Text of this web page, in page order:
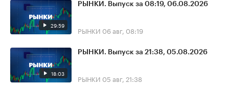
29:59
РЫНКИ. Выпуск за 08:19, 06.08.2026
РЫНКИ 06 авг, 08:19
18:03
РЫНКИ. Выпуск за 21:38, 05.08.2026
РЫНКИ 05 авг, 21:38